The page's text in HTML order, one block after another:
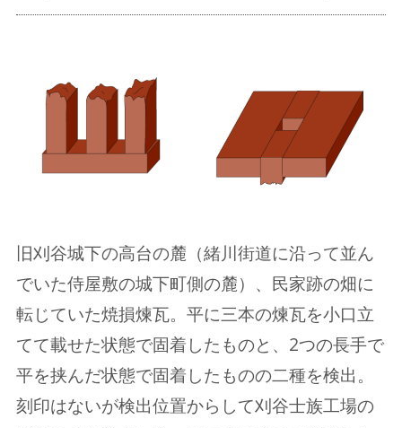
旧刈谷城下の高台の麓（緒川街道に沿って並ん
でいた侍屋敷の城下町側の麓）、民家跡の畑に
転じていた焼損煉瓦。平に三本の煉瓦を小口立
てて載せた状態で固着したものと、2つの長手で
平を挟んだ状態で固着したものの二種を検出。
刻印はないが検出位置からして刈谷士族工場の